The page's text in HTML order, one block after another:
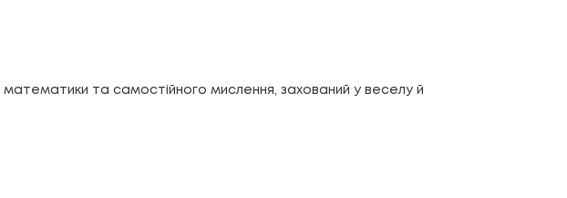
та самостійного мислення, захований у веселу й